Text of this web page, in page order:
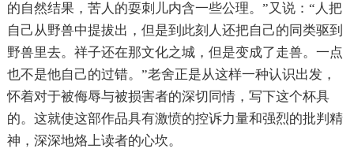
的自然结果，苦人的耍刺儿内含一些公理。”又说：“人把
自己从野兽中提拔出，但是到此刻人还把自己的同类驱到
野兽里去。祥子还在那文化之城，但是变成了走兽。一点
也不是他自己的过错。”老舍正是从这样一种认识出发，
怀着对于被侮辱与被损害者的深切同情，写下这个杯具
的。这就使这部作品具有激愤的控诉力量和强烈的批判精
神，深深地烙上读者的心坎。